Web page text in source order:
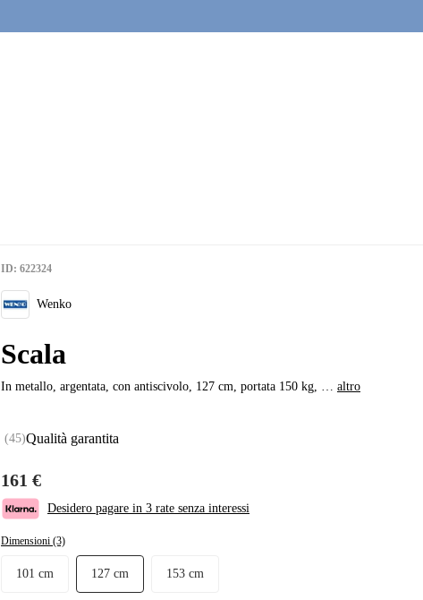
ID: 622324
Wenko
Scala
In metallo, argentata, con antiscivolo, 127 cm, portata 150 kg, … altro
(45)Qualità garantita
161 €
Desidero pagare in 3 rate senza interessi
Dimensioni (3)
101 cm 127 cm 153 cm